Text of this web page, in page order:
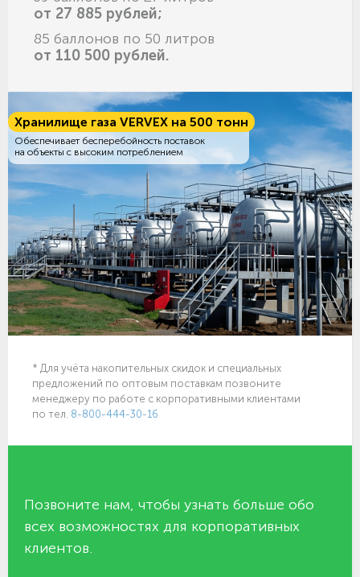
от 27 885 рублей;
85 баллонов по 50 литров
от 110 500 рублей.
Хранилище газа VERVEX на 500 тонн
Обеспечивает бесперебойность поставок
на объекты с высоким потреблением
* Для учёта накопительных скидок и специальных
предложений по оптовым поставкам позвоните
менеджеру по работе с корпоративными клиентами
по тел. 8-800-444-30-16
Позвоните нам, чтобы узнать больше обо
всех возможностях для корпоративных
клиентов.